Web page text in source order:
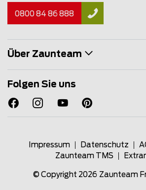
0800 84 86 888
Über Zaunteam
Folgen Sie uns
Impressum Datenschutz
Zaunteam TMS
© Copyright 2026 Zaunteam